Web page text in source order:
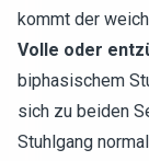
kommt der
Volle oder
biphasischem
sich zu beiden
Stuhlgang